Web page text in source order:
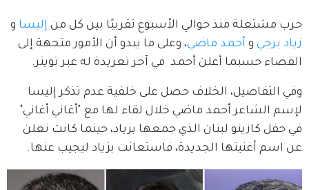
حرب مشتعلة منذ حوالي الأسبوع تقريبًا بين كل من إليسا و
زياد برجي و أحمد ماضي، وعلى ما يبدو أن الأمور متجهة إلى
القضاء حسبما أعلن أحمد  في آخر تغريدة له عبر تويتر.
وفي التفاصيل، الخلاف حصل على خلفية عدم تذكر إليسا
لإسم الشاعر أحمد ماضي خلال لقاء لها مع "أغاني أغاني"
في حفل كازينو لبنان الذي جمعها بزياد، حينما كانت تعلن
عن اسم أغنيتها الجديدة، فاستعانت بزياد ليجيب عنها.